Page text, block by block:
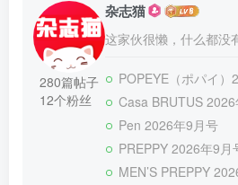
280篇帖子
12个粉丝
杂志猫
这家伙很懒，什么都没
POPEYE（ポパイ）
Casa BRUTUS
Pen 2026年9月号
PREPPY 2026年9月
MEN’S PREPPY